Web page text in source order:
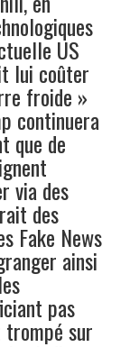
US
lui coûter
froide »
continuera
que de
via des
des
Fake News
ainsi
pas
trompé sur